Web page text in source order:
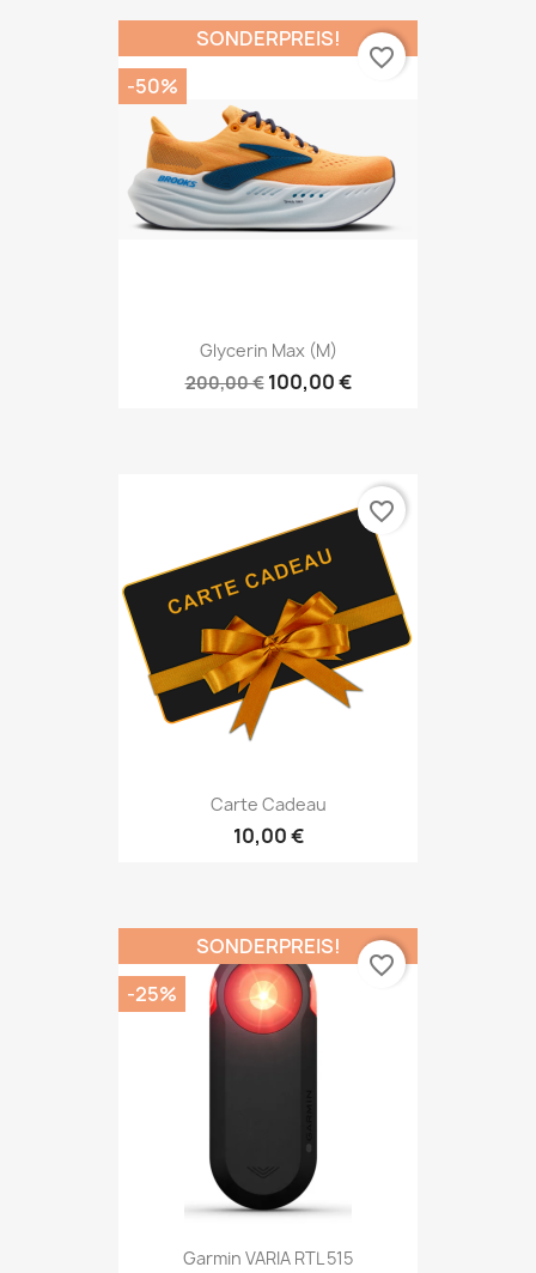
Glycerin Max (M)
200,00 € 100,00 €
SONDERPREIS!
-50%
favorite_border
Carte Cadeau
10,00 €
favorite_border
Garmin VARIA RTL 515
SONDERPREIS!
-25%
favorite_border